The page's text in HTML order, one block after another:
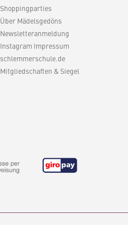
Shoppingparties
Über Mädelsgedöns
Newsletteranmeldung
Instagram Impressum
schlemmerschule.de
Mitgliedschaften & Siegel